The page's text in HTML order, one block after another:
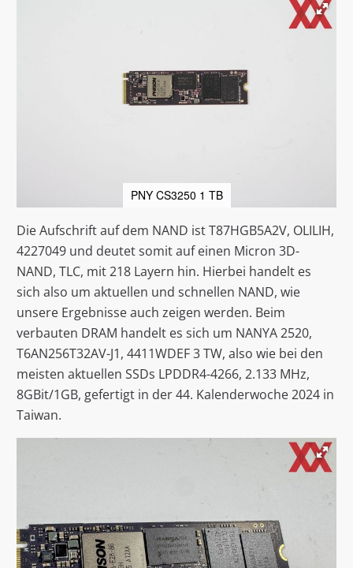
PNY CS3250 1 TB
Die Aufschrift auf dem NAND ist T87HGB5A2V, OLILIH,
4227049 und deutet somit auf einen Micron 3D-
NAND, TLC, mit 218 Layern hin. Hierbei handelt es
sich also um aktuellen und schnellen NAND, wie
unsere Ergebnisse auch zeigen werden. Beim
verbauten DRAM handelt es sich um NANYA 2520,
T6AN256T32AV-J1, 4411WDEF 3 TW, also wie bei den
meisten aktuellen SSDs LPDDR4-4266, 2.133 MHz,
8GBit/1GB, gefertigt in der 44. Kalenderwoche 2024 in
Taiwan.